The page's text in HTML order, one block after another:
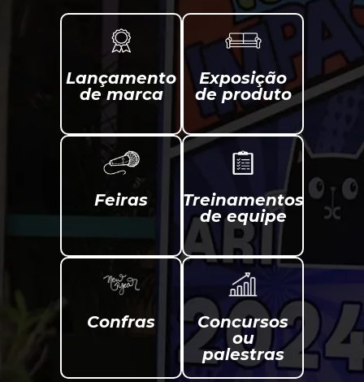
Lançamento
de marca
Exposição
de produto
Feiras
Treinamentos
de equipe
Confras
Concursos
ou
palestras